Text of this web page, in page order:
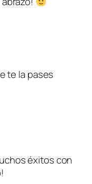
te la pases
éxitos con